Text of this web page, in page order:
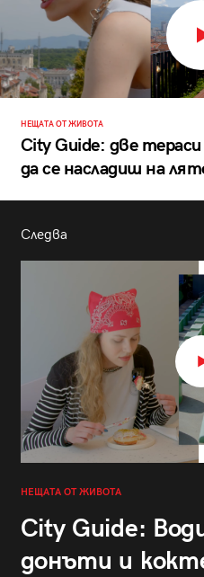
НЕЩАТА ОТ ЖИВОТА
City Guide: две
да се насладиш на
Следва
НЕЩАТА ОТ ЖИВОТА
City Guide:
донъти и